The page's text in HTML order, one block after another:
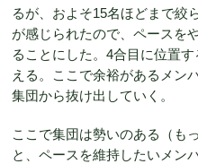
るが、およそ15名ほどまで絞
が感じられたので、ペースを
ることにした。4合目に位置
える。ここで余裕があるメン
集団から抜け出していく。
ここで集団は勢いのある（も
と、ペースを維持したいメン